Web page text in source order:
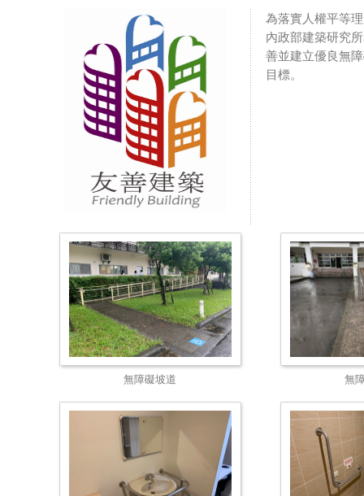
為落實人權平等
內政部建築研究
善並建立優良無
目標。
無障礙坡道 無